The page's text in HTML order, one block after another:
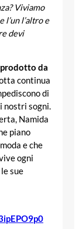
Viviamo
l’un l’altro e
devi
prodotto da
continua
di
nostri sogni.
Namida
piano
e che
ogni
sue